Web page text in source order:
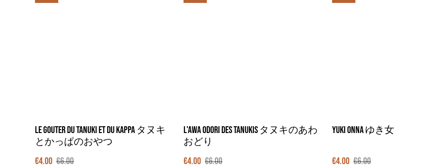
Le gouter du tanuki et du kappa タヌキ
とかっぱのおやつ
€4.00 €6.00
L'Awa Odori des Tanukis タヌキのあわ
おどり
€4.00 €6.00
Yuki Onna ゆき女
€4.00 €6.00